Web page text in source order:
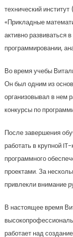
технический
«Прикладные
активно развиваться
программировании,
Во время учебы
Он был одним из
организовывал в нем
конкурсы по
После завершения
работать в крупной
программного
проектами. За
привлекли внимание
В настоящее время
работает над